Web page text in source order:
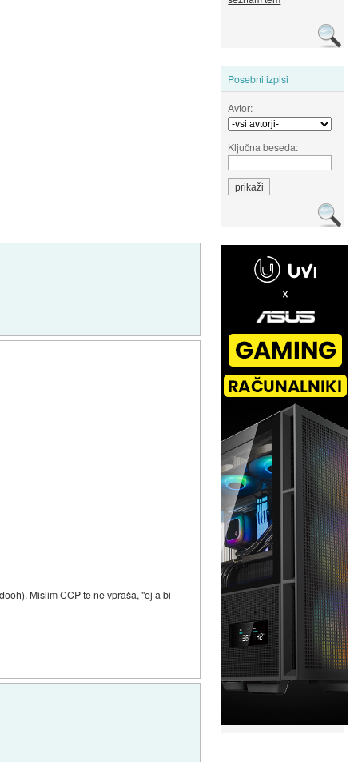
Posebni izpisi
Avtor:
Ključna beseda:
Mislim CCP te ne vpraša, "ej a bi